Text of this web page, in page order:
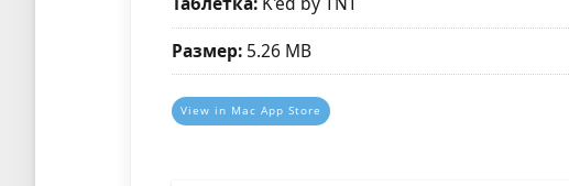
Размер: 5.26 MB
View in Mac App Store